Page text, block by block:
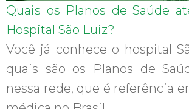
Quais os Planos de Saúde
Hospital São Luiz?
Você já conhece o hospital
quais são os Planos de
nessa rede, que é referência